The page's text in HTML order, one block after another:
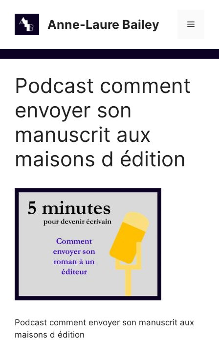
contenu
Anne-Laure Bailey Menu
Podcast comment
envoyer son
manuscrit aux
maisons d édition
Podcast comment envoyer son manuscrit aux
maisons d édition